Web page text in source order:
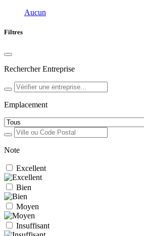
Aucun
Filtres
Rechercher Entreprise
Emplacement
Note
Excellent
Bien
Moyen
Insuffisant